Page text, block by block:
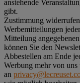
anstehende
gibt.
Zustimmung
Werbemitteilungen
Mitteilung
können Sie den
Abbestellen am Ende
Werbung mehr von
an